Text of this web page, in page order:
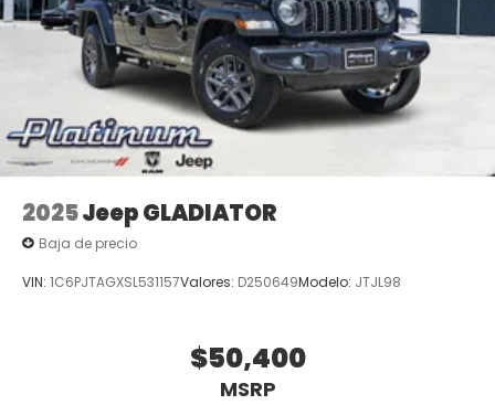
2025Jeep GLADIATOR
Baja de precio
VIN: 1C6PJTAGXSL531157Valores: D250649Modelo: JTJL98
$50,400
MSRP